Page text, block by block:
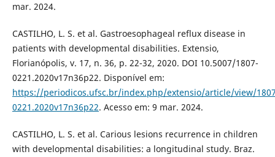
mar. 2024.
CASTILHO, L. S. et al. Gastroesophageal reflux disease in
patients with developmental disabilities. Extensio,
Florianópolis, v. 17, n. 36, p. 22-32, 2020. DOI 10.5007/1807-
0221.2020v17n36p22. Disponível em:
https://periodicos.ufsc.br/index.php/extensio/article/view/
0221.2020v17n36p22. Acesso em: 9 mar. 2024.
CASTILHO, L. S. et al. Carious lesions recurrence in children
with developmental disabilities: a longitudinal study. Braz.